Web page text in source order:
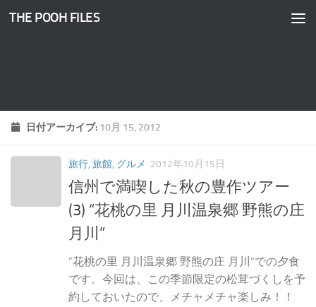
コンテンツへスキップ
THE POOH FILES
日付アーカイブ: 10月 15, 2012
旅行, 旅館, グルメ 2012年10月15日
信州で満喫した秋の豊作ツアー
(3) “花桃の里 月川温泉郷 野熊の庄
月川”
”花桃の里 月川温泉郷 野熊の庄 月川”での夕食
です。今回は、この季節限定の松茸づくしを予
約しておいたので、メチャメチャ楽しみ！！